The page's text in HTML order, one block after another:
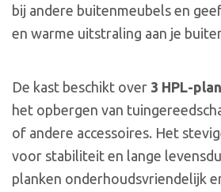
bij andere buitenmeubels en
en warme uitstraling aan je
De kast beschikt over 3 HPL-
het opbergen van
of andere accessoires. Het
voor stabiliteit en lange
planken onderhoudsvriendelijk